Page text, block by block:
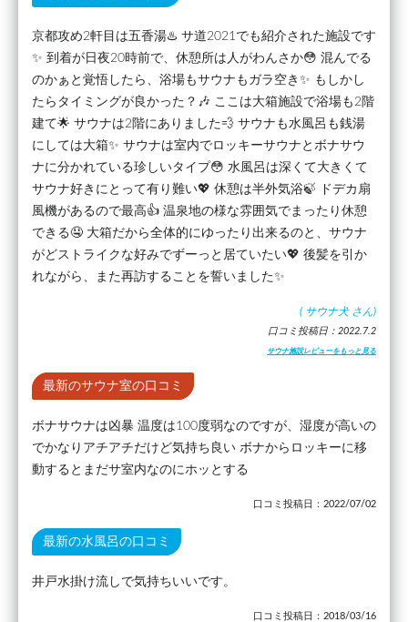
京都攻め2軒目は五香湯♨️ サ道2021でも紹介された施設です
✨ 到着が日夜20時前で、休憩所は人がわんさか😳 混んでる
のかぁと覚悟したら、浴場もサウナもガラ空き✨ もしかし
たらタイミングが良かった？🎶 ここは大箱施設で浴場も2階
建て🌟 サウナは2階にありました💨 サウナも水風呂も銭湯
にしては大箱✨ サウナは室内でロッキーサウナとボナサウ
ナに分かれている珍しいタイプ😳 水風呂は深くて大きくて
サウナ好きにとって有り難い💖 休憩は半外気浴🍃 ドデカ扇
風機があるので最高👍 温泉地の様な雰囲気でまったり休憩
できる🤤 大箱だから全体的にゆったり出来るのと、サウナ
がどストライクな好みでずーっと居ていたい💖 後髪を引か
れながら、また再訪することを誓いました✨
( サウナ犬 さん)
口コミ投稿日：2022.7.2
サウナ施設レビューをもっと見る
最新のサウナ室の口コミ
ボナサウナは凶暴 温度は100度弱なのですが、湿度が高いの
でかなりアチアチだけど気持ち良い ボナからロッキーに移
動するとまだサ室内なのにホッとする
口コミ投稿日：2022/07/02
最新の水風呂の口コミ
井戸水掛け流しで気持ちいいです。
口コミ投稿日：2018/03/16